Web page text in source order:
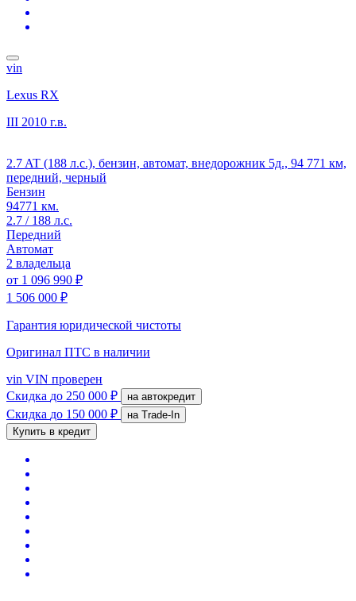
vin
Lexus RX
III 2010 г.в.
2.7 AT (188 л.с.), бензин, автомат, внедорожник 5д., 94 771 км,
передний, черный
Бензин
94771 км.
2.7 / 188 л.с.
Передний
Автомат
2 владельца
от 1 096 990 ₽
1 506 000 ₽
Гарантия юридической чистоты
Оригинал ПТС в наличии
vin VIN проверен
Скидка до 250 000 ₽ на автокредит
Скидка до 150 000 ₽
на Trade-In
Купить в кредит